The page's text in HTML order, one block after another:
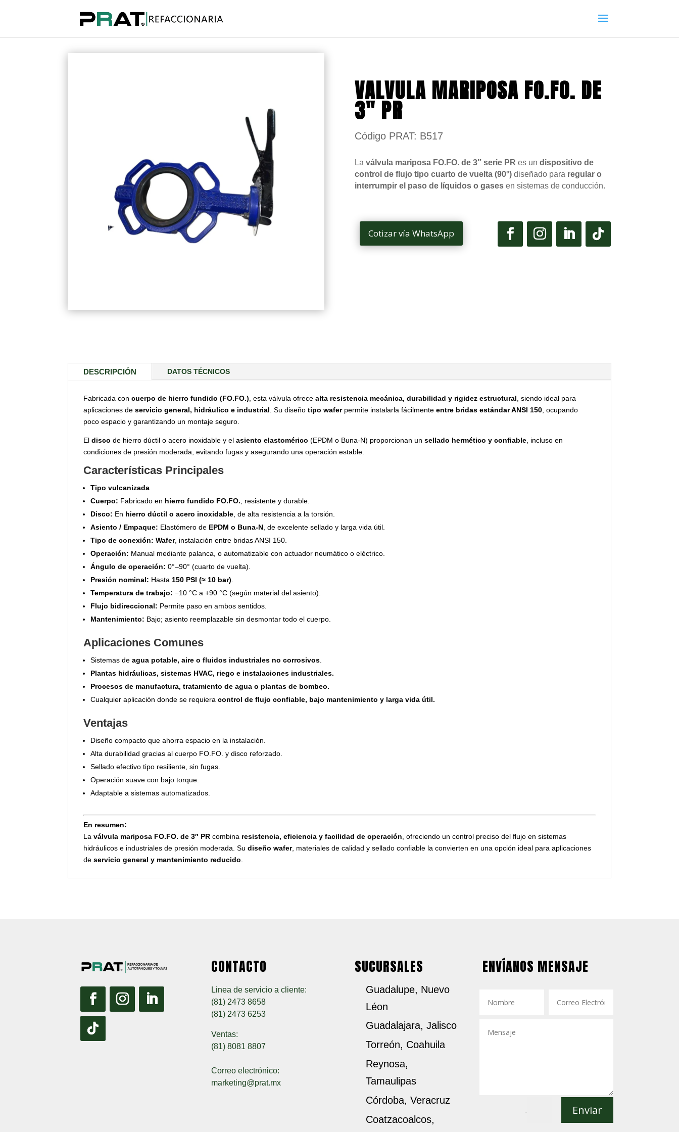
VALVULA MARIPOSA FO.FO. DE
3″ PR
Código PRAT: B517
La válvula mariposa FO.FO. de 3″ serie PR es un dispositivo de
control de flujo tipo cuarto de vuelta (90°)diseñado para regular o
interrumpir el paso de líquidos o gasesen sistemas de conducción.
Cotizar vía WhatsApp
DESCRIPCIÓN DATOS TÉCNICOS
Fabricada concuerpo de hierro fundido (FO.FO.) , esta válvula ofrecealta resistencia mecánica, durabilidad y rigidez estructural , siendo ideal para
aplicaciones deservicio general, hidráulico e industrial . Su diseñotipo waferpermite instalarla fácilmenteentre bridas estándar ANSI 150 , ocupando
poco espacio y garantizando un montaje seguro.
Eldisco de hierro dúctil o acero inoxidable y elasiento elastomérico (EPDM o Buna-N) proporcionan unsellado hermético y confiable , incluso en
condiciones de presión moderada, evitando fugas y asegurando una operación estable.
Características Principales
Tipo vulcanizada
Cuerpo: Fabricado en hierro fundido FO.FO. , resistente y durable.
Disco: En hierro dúctil o acero inoxidable , de alta resistencia a la torsión.
Asiento / Empaque: Elastómero de EPDM o Buna-N , de excelente sellado y larga vida útil.
Tipo de conexión: Wafer, instalación entre bridas ANSI 150.
Operación: Manual mediante palanca, o automatizable con actuador neumático o eléctrico.
Ángulo de operación: 0°–90° (cuarto de vuelta).
Presión nominal: Hasta 150 PSI (≈ 10 bar)
Temperatura de trabajo: −10 °C a +90 °C (según material del asiento).
Flujo bidireccional: Permite paso en ambos sentidos.
Mantenimiento: Bajo; asiento reemplazable sin desmontar todo el cuerpo.
Aplicaciones Comunes
Sistemas deagua potable, aire o fluidos industriales no corrosivos
Plantas hidráulicas, sistemas HVAC, riego e instalaciones industriales.
Procesos de manufactura, tratamiento de agua o plantas de bombeo.
Cualquier aplicación donde se requieracontrol de flujo confiable, bajo mantenimiento y larga vida útil.
Ventajas
Diseño compacto que ahorra espacio en la instalación.
Alta durabilidad gracias al cuerpo FO.FO. y disco reforzado.
Sellado efectivo tipo resiliente, sin fugas.
Operación suave con bajo torque.
Adaptable a sistemas automatizados.
En resumen:
Laválvula mariposa FO.FO. de 3″ PR combina resistencia, eficiencia y facilidad de operación , ofreciendo un control preciso del flujo en sistemas
hidráulicos e industriales de presión moderada. Sudiseño wafer, materiales de calidad y sellado confiable la convierten en una opción ideal para aplicaciones
deservicio general y mantenimiento reducido
CONTACTO
Linea de servicio a cliente:
(81) 2473 8658
(81) 2473 6253
Ventas:
(81) 8081 8807
Correo electrónico:
marketing@prat.mx
SUCURSALES
Guadalupe, Nuevo
Léon
Guadalajara, Jalisco
Torreón, Coahuila
Reynosa,
Tamaulipas
Córdoba, Veracruz
Coatzacoalcos,
ENVÍANOS MENSAJE
Enviar